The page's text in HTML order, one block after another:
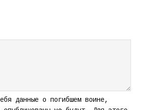
данные о погибшем воине,